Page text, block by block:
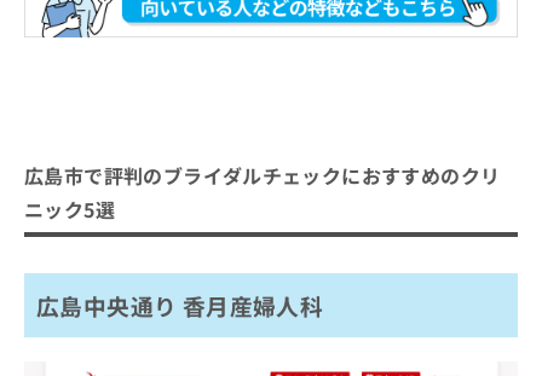
広島市で評判のブライダルチェックにおすすめのクリ
ニック5選
広島中央通り 香月産婦人科